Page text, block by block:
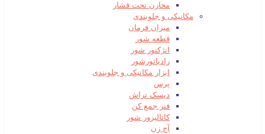
مخازن تحت فشار
مکانیکی و جلوبندی
میزان فرمان
قطعه شور
انژکتور شور
رادیاتورشور
ابزار مکانیکی و جلوبندی
پرس
دیسک تراش
فنر جمع کن
کاتالیزور شور
آج زن